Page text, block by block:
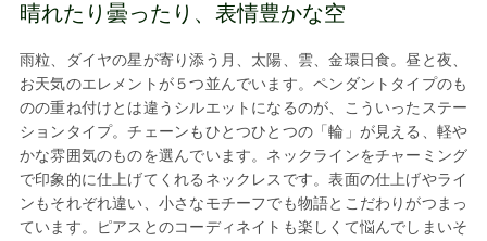
晴れたり曇ったり、表情豊かな空
雨粒、ダイヤの星が寄り添う月、太陽、雲、金環日食。昼と夜、
お天気のエレメントが５つ並んでいます。ペンダントタイプのも
のの重ね付けとは違うシルエットになるのが、こういったステー
ションタイプ。チェーンもひとつひとつの「輪」が見える、軽や
かな雰囲気のものを選んでいます。ネックラインをチャーミング
で印象的に仕上げてくれるネックレスです。表面の仕上げやライ
ンもそれぞれ違い、小さなモチーフでも物語とこだわりがつまっ
ています。ピアスとのコーディネイトも楽しくて悩んでしまいそ